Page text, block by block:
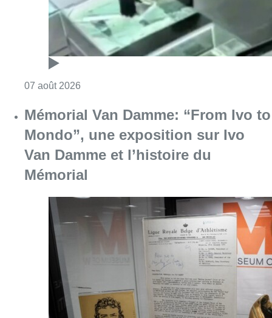
07 août 2026
Mémorial Van Damme: “From Ivo to
Mondo”, une exposition sur Ivo
Van Damme et l’histoire du
Mémorial